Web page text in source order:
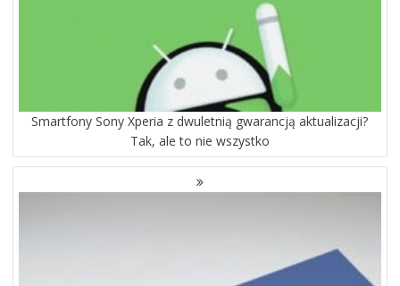
Smartfony Sony Xperia z dwuletnią gwarancją aktualizacji?
Tak, ale to nie wszystko